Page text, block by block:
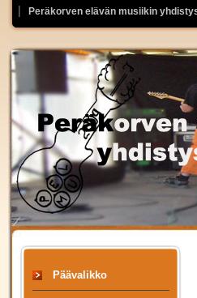
Peräkorven elävän musiikin
Päävalikko